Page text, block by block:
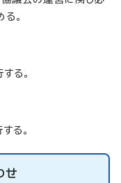
。
る。
る。
せ